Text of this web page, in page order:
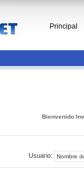
Principal
Bienvenido
Usuario: